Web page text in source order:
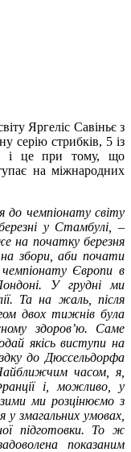
Яргеліс Савіньє з
серію стрибків, 5 із
і це при тому, що
на міжнародних
до чемпіонату світу
у Стамбулі, –
на початку березня
збори, аби почати
Європи в
У грудні ми
Та на жаль, після
двох тижнів була
здоров’ю. Саме
якісь виступи на
до Дюссельдорфа
часом, я,
і, можливо, у
ми розцінюємо з
змагальних умовах,
підготовки. То ж
показаним